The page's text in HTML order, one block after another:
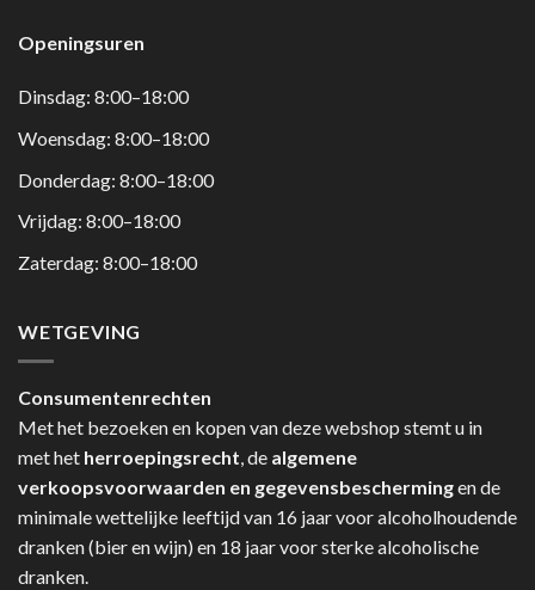
Openingsuren
Dinsdag: 8:00–18:00
Woensdag: 8:00–18:00
Donderdag: 8:00–18:00
Vrijdag: 8:00–18:00
Zaterdag: 8:00–18:00
WETGEVING
Consumentenrechten
Met het bezoeken en kopen van deze webshop stemt u in
met het herroepingsrecht, de algemene
verkoopsvoorwaarden en gegevensbeschermingen de
minimale wettelijke leeftijd van 16 jaar voor alcoholhoudende
dranken (bier en wijn) en 18 jaar voor sterke alcoholische
dranken.